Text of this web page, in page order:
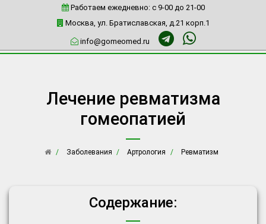
Работаем ежедневно: c 9-00 до 21-00
Москва, ул. Братиславская, д.21 корп.1
info@gomeomed.ru
Лечение ревматизма
гомеопатией
Заболевания Артрология Ревматизм
Содержание: